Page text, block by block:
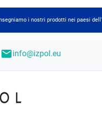
i nostri prodotti nei paesi
mailinfo@izpol.eu